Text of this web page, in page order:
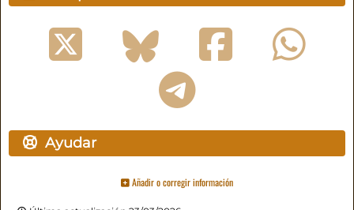
Ayudar
Añadir o corregir información